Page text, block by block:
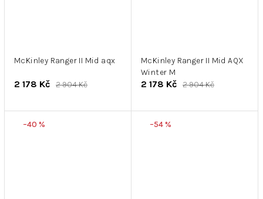
McKinley Ranger II Mid aqx
2 178 Kč 2 904 Kč
McKinley Ranger II Mid AQX
Winter M
2 178 Kč 2 904 Kč
–40 % –54 %